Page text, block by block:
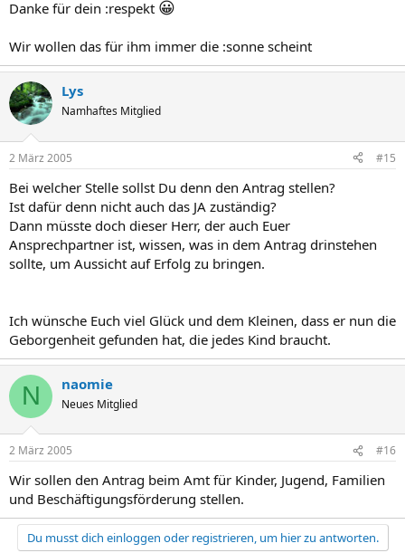
Danke für dein :respekt 😀
Wir wollen das für ihm immer die :sonne scheint
Lys
Namhaftes Mitglied
2 März 2005 #15
Bei welcher Stelle sollst Du denn den Antrag stellen?
Ist dafür denn nicht auch das JA zuständig?
Dann müsste doch dieser Herr, der auch Euer
Ansprechpartner ist, wissen, was in dem Antrag drinstehen
sollte, um Aussicht auf Erfolg zu bringen.
Ich wünsche Euch viel Glück und dem Kleinen, dass er nun die
Geborgenheit gefunden hat, die jedes Kind braucht.
N naomie
Neues Mitglied
2 März 2005 #16
Wir sollen den Antrag beim Amt für Kinder, Jugend, Familien
und Beschäftigungsförderung stellen.
Du musst dich einloggen oder registrieren, um hier zu antworten.